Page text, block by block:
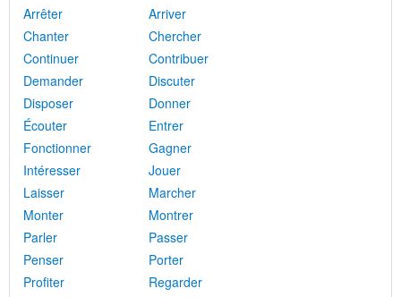
Arrêter
Arriver
Chanter
Chercher
Continuer
Contribuer
Demander
Discuter
Disposer
Donner
Écouter
Entrer
Fonctionner
Gagner
Intéresser
Jouer
Laisser
Marcher
Monter
Montrer
Parler
Passer
Penser
Porter
Profiter
Regarder